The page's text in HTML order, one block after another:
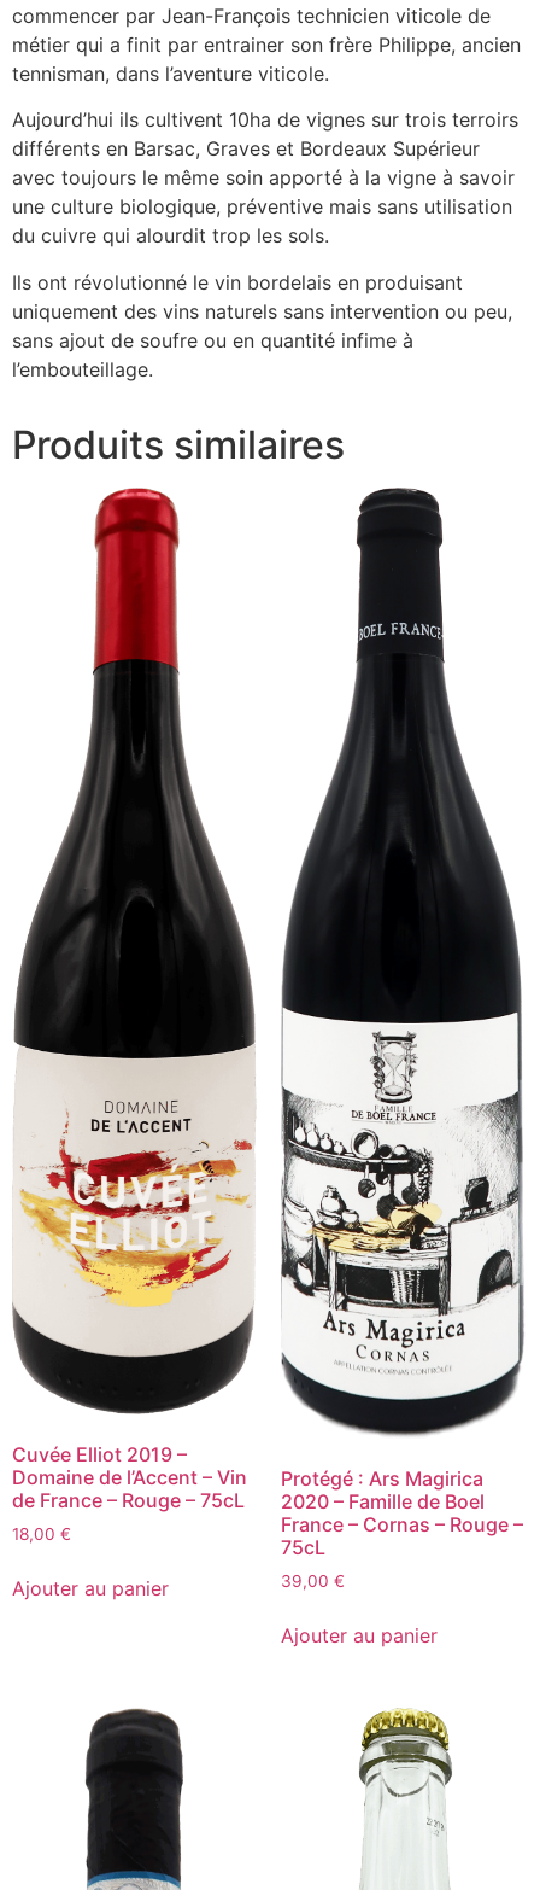
commencer par Jean-François technicien viticole de
métier qui a finit par entrainer son frère Philippe, ancien
tennisman, dans l’aventure viticole.
Aujourd’hui ils cultivent 10ha de vignes sur trois terroirs
différents en Barsac, Graves et Bordeaux Supérieur
avec toujours le même soin apporté à la vigne à savoir
une culture biologique, préventive mais sans utilisation
du cuivre qui alourdit trop les sols.
Ils ont révolutionné le vin bordelais en produisant
uniquement des vins naturels sans intervention ou peu,
sans ajout de soufre ou en quantité infime à
l’embouteillage.
Produits similaires
Cuvée Elliot 2019 –
Domaine de l’Accent – Vin
de France – Rouge – 75cL
18,00 €
de
Cuvée
Ajouter au panier
Protégé : Ars Magirica
2020 – Famille de Boel
France – Cornas – Rouge –
75cL
39,00 €
de
Ars
Ajouter au panier